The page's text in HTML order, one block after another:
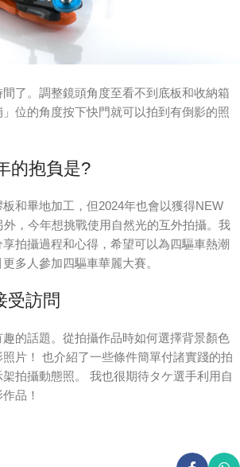
了。調整鏡頭角度至看不到底板和收納箱
位的角度按下快門就可以拍到有倒影的照
的抱負是?
和畢地加工，但2024年也會以獲得NEW
，今年想挑戰使用自然光的互外拍攝。我
拍攝過程和心得，希望可以為四驅車熱潮
多人參加四驅車華麗大賽。
受訪問
的話題。從拍攝作品時如何選擇背景顏色
片！ 也介紹了一些條件簡單付諸實踐的拍
拍攝動態照。 我也很期待タケ選手利用自
品！